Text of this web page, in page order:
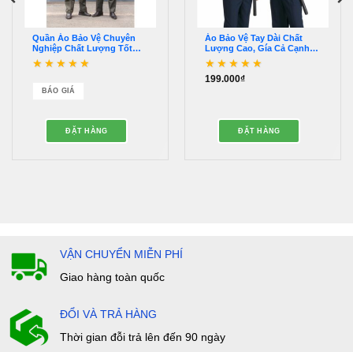
Quần Áo Bảo Vệ Chuyên
Nghiệp Chất Lượng Tốt
Nhất – QDBV00008
saoBÁO GIÁ
ĐẶT HÀNG
Áo Bảo Vệ Tay Dài Chất
Lượng Cao, Gía Cả Cạnh
Tranh – QDBV00021
Được xếp hạng
199.000₫
ĐẶT HÀNG
VẬN CHUYỂN MIỄN PHÍ
Giao hàng toàn quốc
ĐỔI VÀ TRẢ HÀNG
Thời gian đỗi trả lên đến 90 ngày